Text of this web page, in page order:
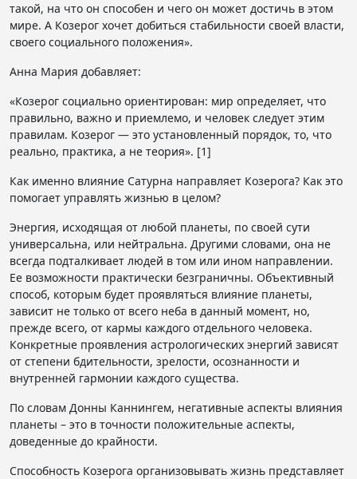
такой, на что он способен и чего он может достичь в этом
мире. А Козерог хочет добиться стабильности своей власти,
своего социального положения».
Анна Мария добавляет:
«Козерог социально ориентирован: мир определяет, что
правильно, важно и приемлемо, и человек следует этим
правилам. Козерог — это установленный порядок, то, что
реально, практика, а не теория». [1]
Как именно влияние Сатурна направляет Козерога? Как это
помогает управлять жизнью в целом?
Энергия, исходящая от любой планеты, по своей сути
универсальна, или нейтральна. Другими словами, она не
всегда подталкивает людей в том или ином направлении.
Ее возможности практически безграничны. Объективный
способ, которым будет проявляться влияние планеты,
зависит не только от всего неба в данный момент, но,
прежде всего, от кармы каждого отдельного человека.
Конкретные проявления астрологических энергий зависят
от степени бдительности, зрелости, осознанности и
внутренней гармонии каждого существа.
По словам Донны Каннингем, негативные аспекты влияния
планеты – это в точности положительные аспекты,
доведенные до крайности.
Способность Козерога организовывать жизнь представляет